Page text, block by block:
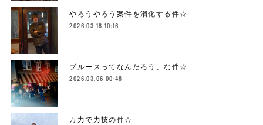
やろうやろう案件を消化する件☆
2026.03.18 10:16
ブルースってなんだろう、な件☆
2026.03.06 00:48
万力で力技の件☆